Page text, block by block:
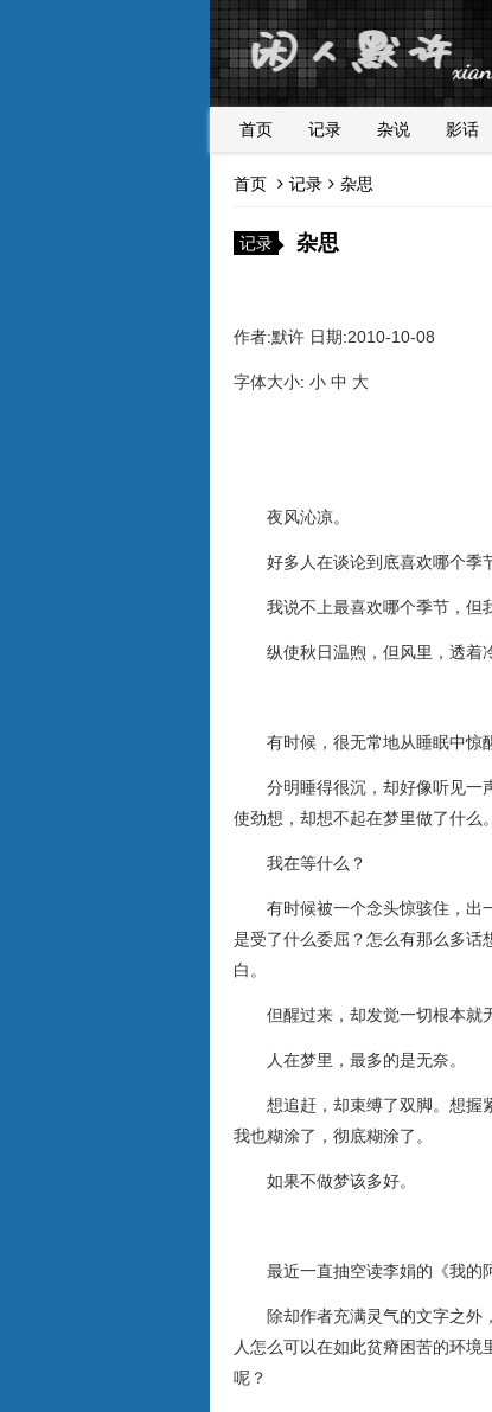
首页 记录 杂说 影话
首页 记录 杂思
记录 杂思
作者:默许 日期:2010-10-08
字体大小: 小 中 大
夜风沁凉。
好多人在谈论到底喜欢哪个季节
我说不上最喜欢哪个季节，但我
纵使秋日温煦，但风里，透着冷
有时候，很无常地从睡眠中惊醒
分明睡得很沉，却好像听见一声
使劲想，却想不起在梦里做了什么。
我在等什么？
有时候被一个念头惊骇住，出
是受了什么委屈？怎么有那么多话
白。
但醒过来，却发觉一切根本就无
人在梦里，最多的是无奈。
想追赶，却束缚了双脚。想握紧
我也糊涂了，彻底糊涂了。
如果不做梦该多好。
最近一直抽空读李娟的《我的阿
除却作者充满灵气的文字之外，
人怎么可以在如此贫瘠困苦的环
呢？